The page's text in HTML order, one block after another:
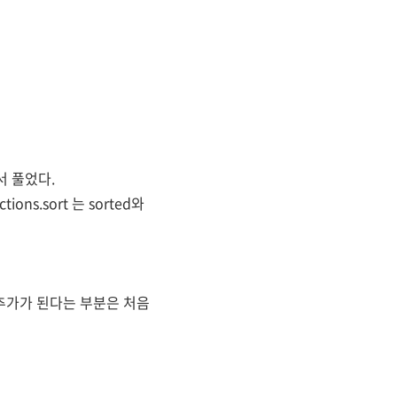
풀었다.
는 sorted와
가 된다는 부분은 처음